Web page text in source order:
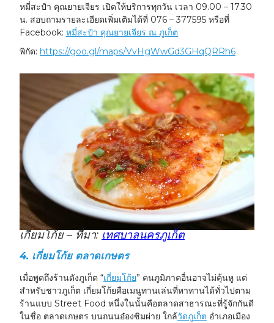
หมี่สะปำ คุณยายเจียร เปิดให้บริการทุกวัน เวลา 09.00 – 17.30
น. สอบถามรายละเอียดเพิ่มเติมได้ที่ 076 – 377595 หรือที่
Facebook: หมี่สะปำ คุณยายเจียร ณ ภูเก็ต
พิกัด: https://goo.gl/maps/VvHgWwGd3GHqQRRh6
เกี่ยมโก้ย – ที่มา: เทศบาลนครภูเก็ต
4. เกี่ยมโก้ย ตลาดเกษตร
เมื่อพูดถึงร้านดังภูเก็ต “เกี่ยมโก้ย” คนภูมิภาคอื่นอาจไม่คุ้นหู แต่
สำหรับชาวภูเก็ต เกี่ยมโก้ยคือเมนูทานเล่นที่หาทานได้ทั่วไปตาม
ร้านแบบ Street Food หนึ่งในนั้นคือตลาดสาธารณะที่รู้จักกันดี
ในชื่อ ตลาดเกษตร บนถนนอ๋องซิมผ่าย ใกล้วัดภูเก็ต อำเภอเมือง